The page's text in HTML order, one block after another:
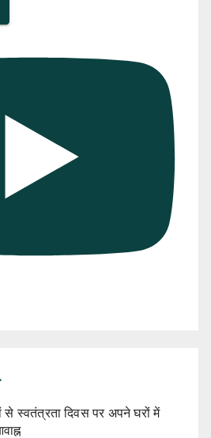
से स्वतंत्रता दिवस पर अपने घरों में